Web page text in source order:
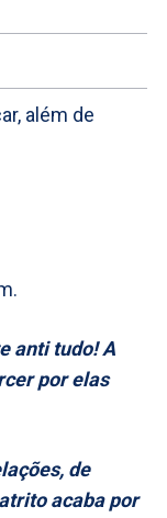
além de
anti tudo! A
por elas
de
acaba por